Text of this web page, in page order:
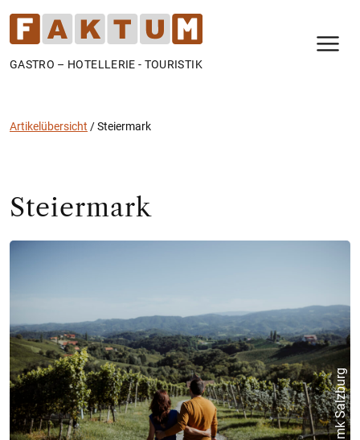
GASTRO – HOTELLERIE - TOURISTIK
Artikelübersicht /Steiermark
Steiermark
mk Salzburg